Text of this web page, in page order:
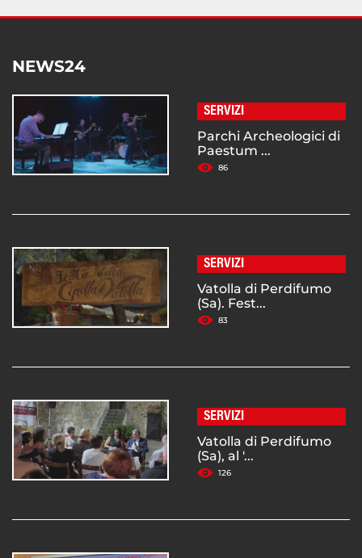
NEWS24
SERVIZI
Parchi Archeologici di
Paestum ...
86
SERVIZI
Vatolla di Perdifumo
(Sa). Fest...
83
SERVIZI
Vatolla di Perdifumo
(Sa), al '...
126